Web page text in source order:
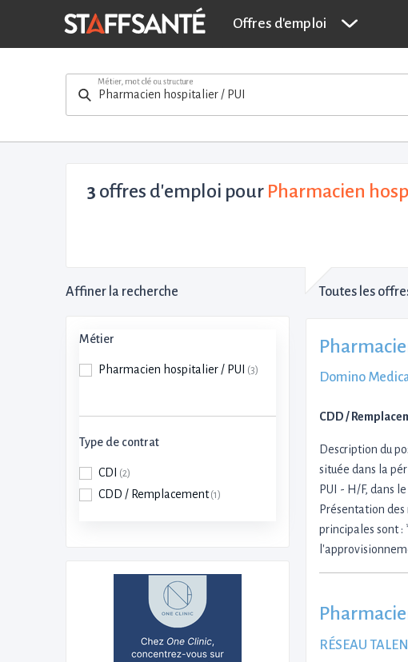
Offres d'emploi
Métier, mot clé ou structure
3 offres d'emploi pour Pharmacien
Affiner la recherche
Métier
Pharmacien hospitalier / PUI (3)
Type de contrat
CDI (2)
CDD / Remplacement (1)
Toutes les
Domino
CDD /
Description du
située dans la
PUI - H/F, dans
Présentation
principales sont :
RÉSEAU